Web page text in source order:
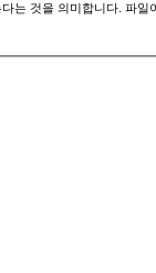
는 것을 의미합니다. 파